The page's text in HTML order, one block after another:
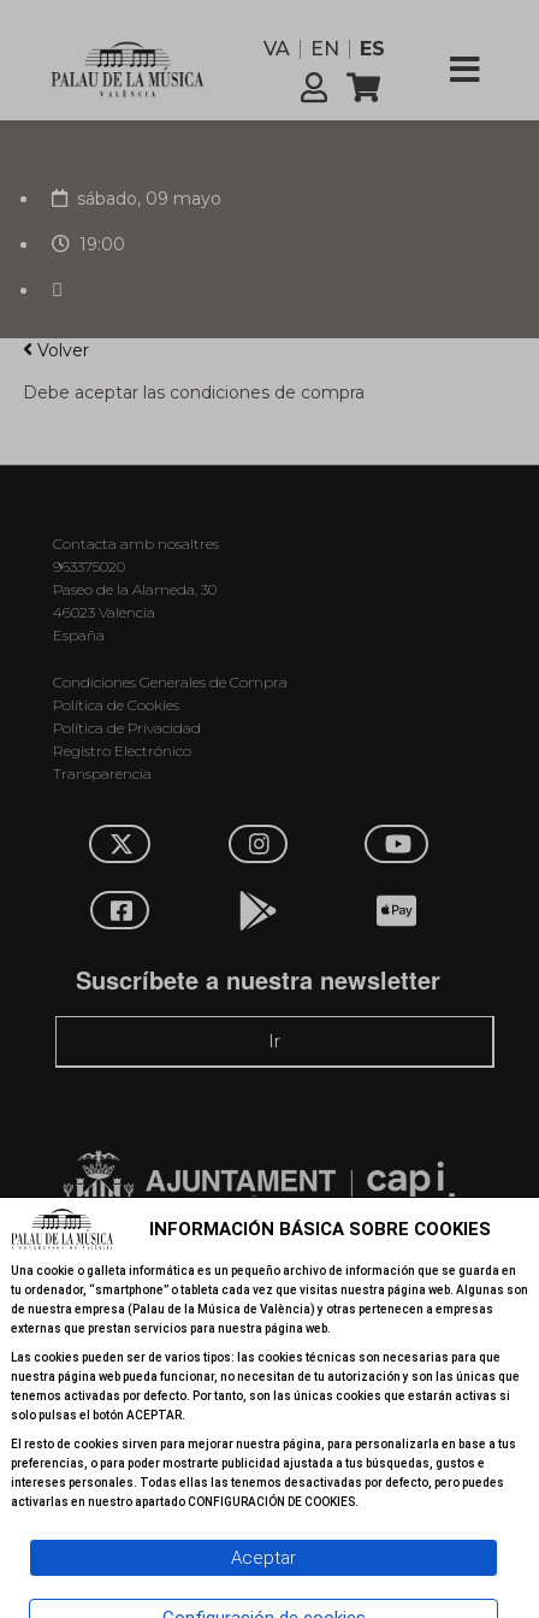
VA EN ESComisión
Servicios
sábado, 09 mayo
19:00
Volver
Debe aceptar las condiciones de compra
Contacta amb nosaltres
963375020
Paseo de la Alameda, 30
46023 Valencia
España
Condiciones Generales de Compra
Política de Cookies
Política de Privacidad
Registro Electrónico
Transparencia
Suscríbete a nuestra newsletter
Ir
© 2026 Todos los derechos reservados Palau de la Música
INFORMACIÓN BÁSICA SOBRE COOKIES
Una cookie o galleta informática es un pequeño archivo de información que se guarda en
tu ordenador, “smartphone” o tableta cada vez que visitas nuestra página web. Algunas son
de nuestra empresa (Palau de la Música de València) y otras pertenecen a empresas
externas que prestan servicios para nuestra página web.
Las cookies pueden ser de varios tipos: las cookies técnicas son necesarias para que
nuestra página web pueda funcionar, no necesitan de tu autorización y son las únicas que
tenemos activadas por defecto. Por tanto, son las únicas cookies que estarán activas si
solo pulsas el botón ACEPTAR.
El resto de cookies sirven para mejorar nuestra página, para personalizarla en base a tus
preferencias, o para poder mostrarte publicidad ajustada a tus búsquedas, gustos e
intereses personales. Todas ellas las tenemos desactivadas por defecto, pero puedes
activarlas en nuestro apartado CONFIGURACIÓN DE COOKIES.
Aceptar